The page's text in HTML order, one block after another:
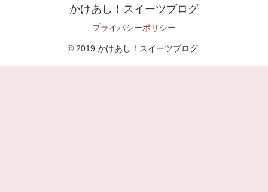
かけあし！スイーツブログ
プライバシーポリシー
© 2019 かけあし！スイーツブログ.